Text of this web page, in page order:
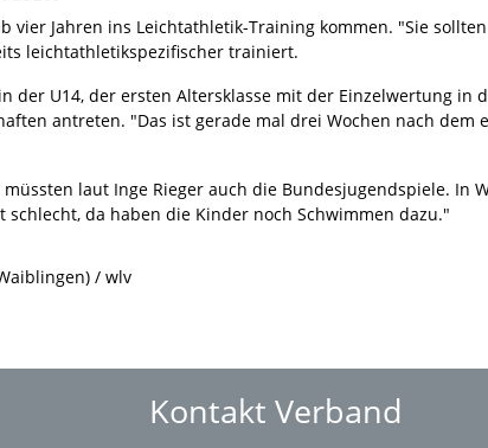
vier Jahren ins Leichtathletik-Training kommen. "Sie
leichtathletikspezifischer trainiert.
der U14, der ersten Altersklasse mit der Einzelwertung
antreten. "Das ist gerade mal drei Wochen nach
laut Inge Rieger auch die Bundesjugendspiele. In
da haben die Kinder noch Schwimmen dazu."
/ wlv
Kontakt Verband